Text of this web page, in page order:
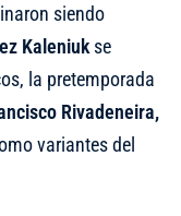
siendo
Kaleniuk se
la pretemporada
Rivadeneira,
variantes del